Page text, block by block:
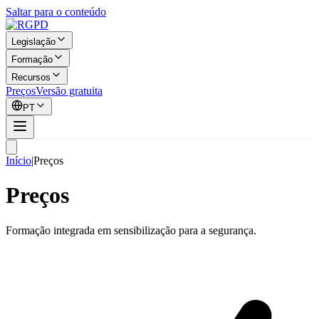
Saltar para o conteúdo
Legislação
Formação
Recursos
PreçosVersão gratuita
PT
Início|Preços
Preços
Formação integrada em sensibilização para a segurança.